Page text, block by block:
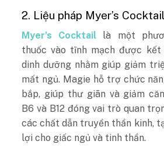
2. Liệu pháp Myer’s
Myer’s Cocktail là một
thuốc vào tĩnh mạch được
dinh dưỡng nhằm giúp giảm
mất ngủ. Magie hỗ trợ chức
bắp, giúp thư giãn và giảm
B6 và B12 đóng vai trò quan
các chất dẫn truyền thần kinh,
lợi cho giấc ngủ và tinh thần.